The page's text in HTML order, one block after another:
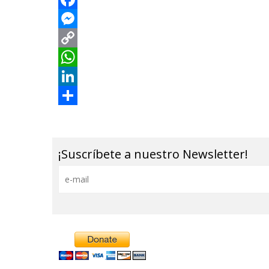
¡Suscríbete a nuestro Newsletter!